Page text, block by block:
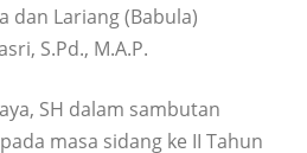
dan Lariang (Babula)
S.Pd., M.A.P.
SH dalam sambutan
masa sidang ke II Tahun